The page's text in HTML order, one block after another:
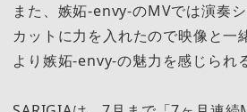
また、嫉妬-envy-のMVでは演奏
カットに力を入れたので映像と一
より嫉妬-envy-の魅力を感じられ